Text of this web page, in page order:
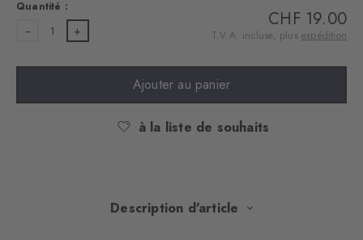
Quantité :
1 CHF 19.00
T.V.A. incluse, plus expédition
Ajouter au panier
à la liste de souhaits
Description d'article